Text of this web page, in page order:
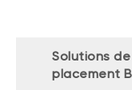
Portefeuilles
Relevés SPEP
Déclaration
Solutions de
placement